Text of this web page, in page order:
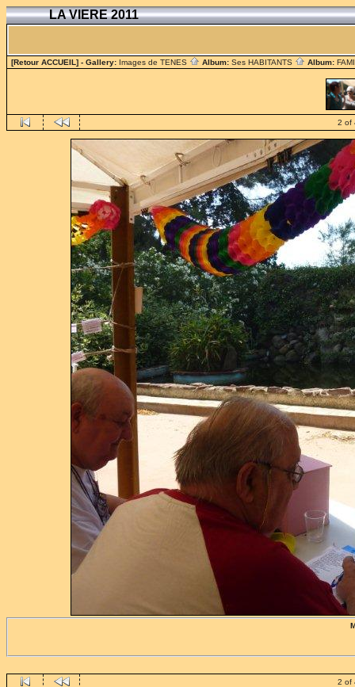
LA VIERE 2011
[Retour ACCUEIL] - Gallery: Images de TENES Album: Ses HABITANTS Album:
2 of
2 of